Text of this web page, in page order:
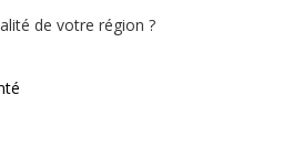
de votre région ?